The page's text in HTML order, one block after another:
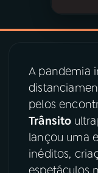
ÚLTIMAS
YouTube
Instagram
A pandemia
pelos
Trânsito
lançou uma
inéditos,